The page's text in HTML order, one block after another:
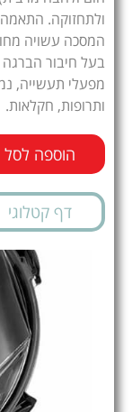
ולתחזוקה. התאמה
המסכה עשויה
מפעלי תעשייה,
ותרופות, חקלאות.
הוספה לסל
דף קטלוגי